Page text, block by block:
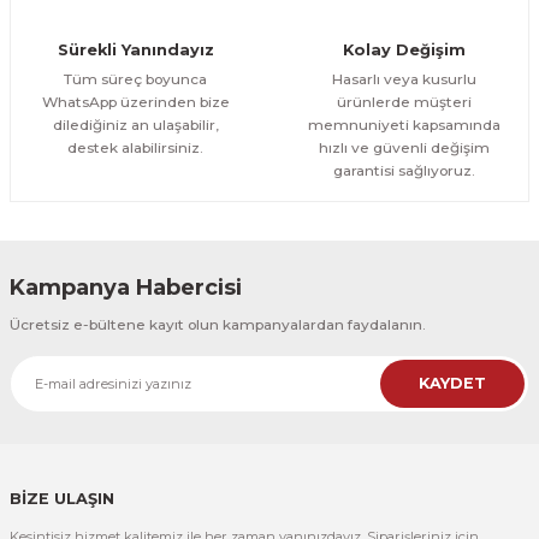
300,00 TL %25
CeSht
CeSht
Pembe Fonlu Good Things Are Coming Yazılı Tek Parça Ahşap Çerçeveli
500,00 TL
Sürekli Yanındayız
Tüm süreç boyunca
WhatsApp üzerinden bize
dilediğiniz an ulaşabilir,
destek alabilirsiniz.
Kolay Değişim
Hasarlı veya kusurlu
ürünlerde müşteri
memnuniyeti kapsamında
hızlı ve güvenli değişim
garantisi sağlıyoruz.
Kampanya Habercisi
Ücretsiz e-bültene kayıt olun kampanyalardan faydalanın.
KAYDET
BİZE ULAŞIN